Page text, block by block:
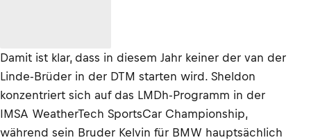
Damit ist klar, dass in diesem Jahr keiner der van der
Linde-Brüder in der DTM starten wird. Sheldon
konzentriert sich auf das LMDh-Programm in der
IMSA WeatherTech SportsCar Championship,
während sein Bruder Kelvin für BMW hauptsächlich